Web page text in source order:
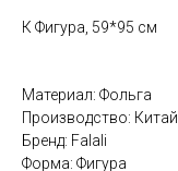
К Фигура, 59*95 см
Материал: Фольга
Производство: Китай
Бренд: Falali
Форма: Фигура